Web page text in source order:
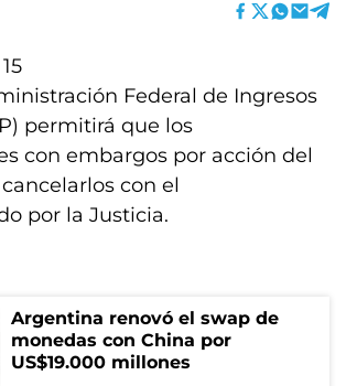
Federal de Ingresos
permitirá que los
con embargos por acción del
con el
por la Justicia.
Argentina renovó el swap de
monedas con China por
US$19.000 millones